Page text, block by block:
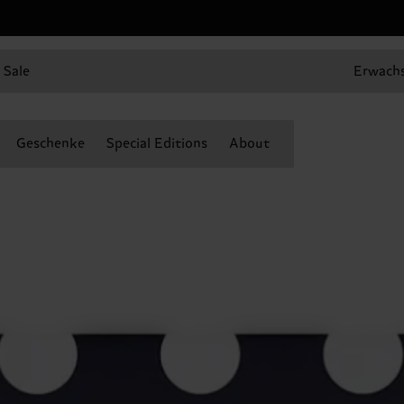
Sale
Geschenke Special Editions About